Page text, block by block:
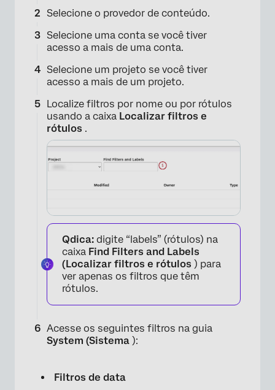
Selecione o provedor de conteúdo.
Selecione uma conta se você tiver
acesso a mais de uma conta.
Selecione um projeto se você tiver
acesso a mais de um projeto.
Localize filtros por nome ou por rótulos
usando a caixa Localizar filtros e
rótulos .
Qdica: digite “labels” (rótulos) na
caixa Find Filters and Labels
(Localizar filtros e rótulos ) para
ver apenas os filtros que têm
rótulos.
Acesse os seguintes filtros na guia
System (Sistema ):
Filtros de data